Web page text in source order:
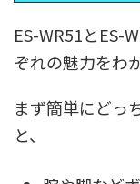
ES-WR51とES-
ぞれの魅力をわ
まず簡単にどっ
と、